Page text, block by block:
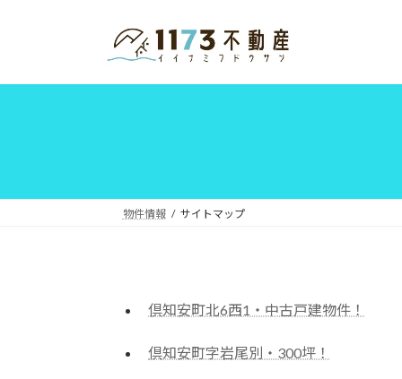
プ
動
物件情報 サイトマップ
倶知安町北6西1・中古戸建物件！
倶知安町字岩尾別・300坪！